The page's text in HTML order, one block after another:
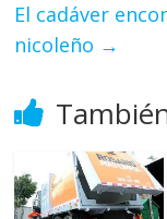
El cadáver
nicoleño →